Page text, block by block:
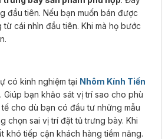
đầu tiên. Nếu bạn muốn bán được
cái nhìn đầu tiên. Khi mà họ bước
có kinh nghiệm tại Nhôm Kính Tiến
Giúp bạn khảo sát vị trí sao cho phù
cho dù bạn có đầu tư những mẫu
chọn sai vị trí đặt tủ trưng bày. Khi
khó tiếp cận khách hàng tiềm năng.